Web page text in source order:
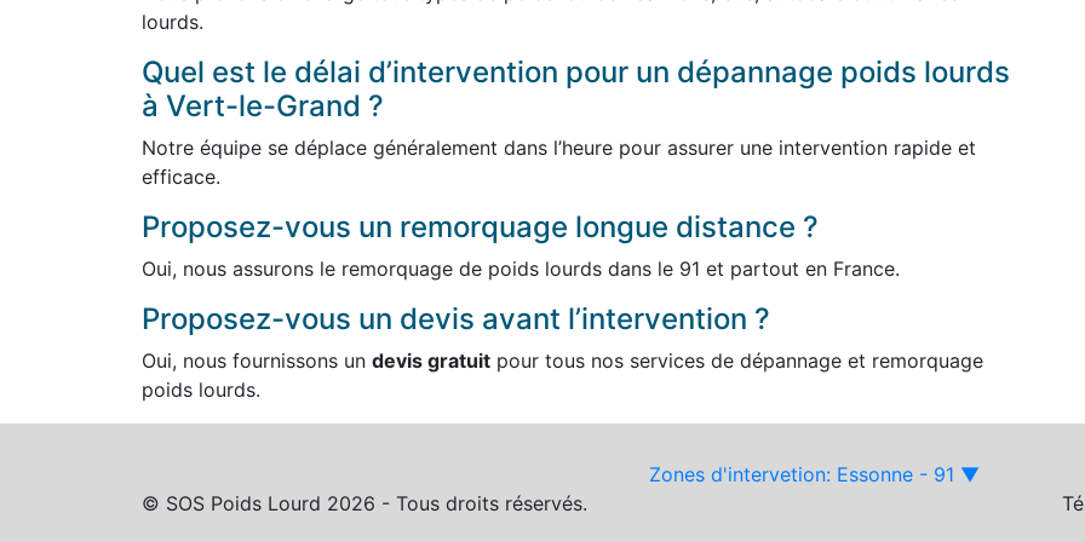
lourds.
Quel est le délai d’intervention pour un dépannage poids lourds
à Vert-le-Grand ?
Notre équipe se déplace généralement dans l’heure pour assurer une intervention rapide et
efficace.
Proposez-vous un remorquage longue distance ?
Oui, nous assurons le remorquage de poids lourds dans le 91 et partout en France.
Proposez-vous un devis avant l’intervention ?
Oui, nous fournissons un devis gratuit pour tous nos services de dépannage et remorquage
poids lourds.
Zones d'intervetion: Essonne - 91 ▼
© SOS Poids Lourd 2026 - Tous droits réservés.